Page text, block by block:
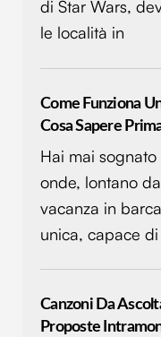
dalla Dichiarazione
Utilizziamo i cookie
analizzare il nostro
informazioni sul
nostri partner che si
pubblicità e social
raccolto dal tuo
di Star Wars,
le località in
Come Funziona
Cosa Sapere
Hai mai
onde, lontano
vacanza in
unica, capace di
Canzoni Da
Proposte